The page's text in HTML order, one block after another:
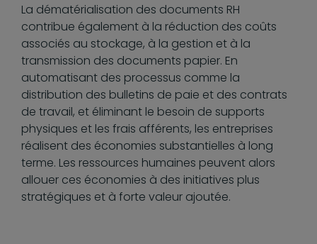
La dématérialisation des documents RH
contribue également à la réduction des coûts
associés au stockage, à la gestion et à la
transmission des documents papier. En
automatisant des processus comme la
distribution des bulletins de paie et des contrats
de travail, et éliminant le besoin de supports
physiques et les frais afférents, les entreprises
réalisent des économies substantielles à long
terme. Les ressources humaines peuvent alors
allouer ces économies à des initiatives plus
stratégiques et à forte valeur ajoutée.